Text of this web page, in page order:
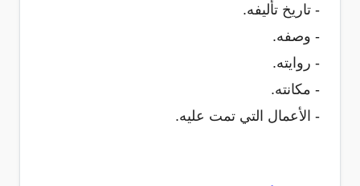
- تاريخ تأليفه.
- وصفه.
- روايته.
- مكانته.
- الأعمال التي تمت عليه.